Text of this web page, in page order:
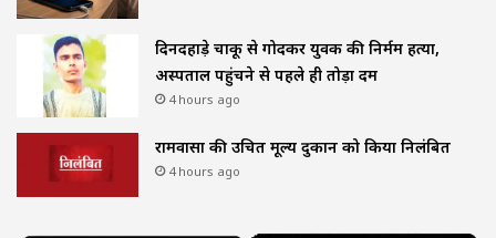
दिनदहाड़े चाकू से गोदकर युवक की निर्मम हत्या,
अस्पताल पहुंचने से पहले ही तोड़ा दम
4 hours ago
रामवासा की उचित मूल्य दुकान को किया निलंबित
4 hours ago